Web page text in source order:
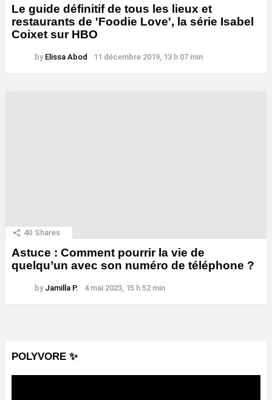
Le guide définitif de tous les lieux et
restaurants de 'Foodie Love', la série Isabel
Coixet sur HBO
by Elissa Abod 11 décembre 2019, 13 h 07 min
40 Shares
Astuce : Comment pourrir la vie de
quelqu’un avec son numéro de téléphone ?
by Jamilla P. 4 mai 2023, 15 h 52 min
POLYVORE ✨